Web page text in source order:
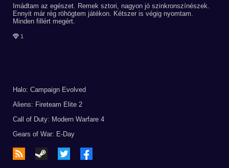
Imádtam az egészet. Remek sztori, nagyon jó szinkronszínészek.
Ennyit már rég röhögtem játékon. Kétszer is végig nyomtam.
Minden fillért megért.
1
Halo: Campaign Evolved
Aliens: Fireteam Elite 2
Call of Duty: Modern Warfare 4
Gears of War: E-Day